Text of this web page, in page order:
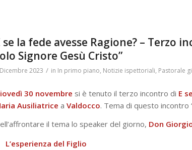
se la fede avesse Ragione? – Terzo
Signore Gesù Cristo”
2023 / in In primo piano, Notizie ispettoriali, Pastorale
30 novembre si è tenuto il terzo incontro di E
Ausiliatrice a Valdocco. Tema di questo incontro
il tema lo speaker del giorno, Don
L’esperienza del Figlio